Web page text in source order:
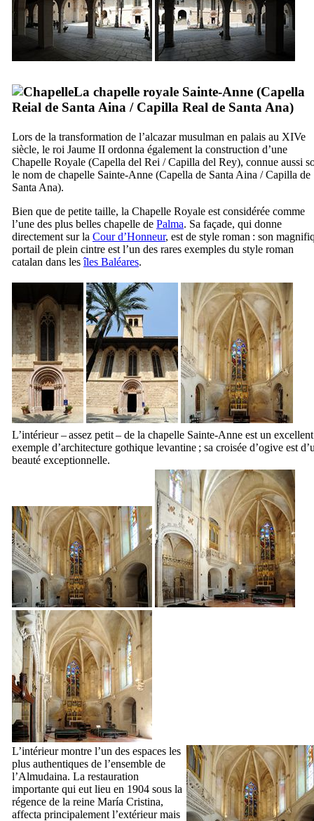
La chapelle royale Sainte-Anne (Capella
Reial de Santa Aina / Capilla Real de Santa Ana)
Lors de la transformation de l’alcazar musulman en palais au XIVe
siècle, le roi Jaume II ordonna également la construction d’une
Chapelle Royale (Capella del Rei /Capilla del Rey), connue aussi
le nom de chapelle Sainte-Anne (Capella de Santa Aina /Capilla de
Santa Ana).
Bien que de petite taille, la Chapelle Royale est considérée comme
l’une des plus belles chapelle de Palma. Sa façade, qui donne
directement sur la Cour d’Honneur, est de style roman : son
portail de plein cintre est l’un des rares exemples du style roman
catalan dans lesîles Baléares.
L’intérieur – assez petit – de la chapelle Sainte-Anne est un excellent
exemple d’architecture gothique levantine ; sa croisée d’ogive est
beauté exceptionnelle.
L’intérieur montre l’un des espaces les
plus authentiques de l’ensemble de
l’Almudaina. La restauration
importante qui eut lieu en 1904 sous la
régence de la reine María Cristina,
affecta principalement l’extérieur mais